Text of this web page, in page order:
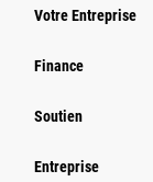
Votre Entreprise
Finance
Soutien
Entreprise